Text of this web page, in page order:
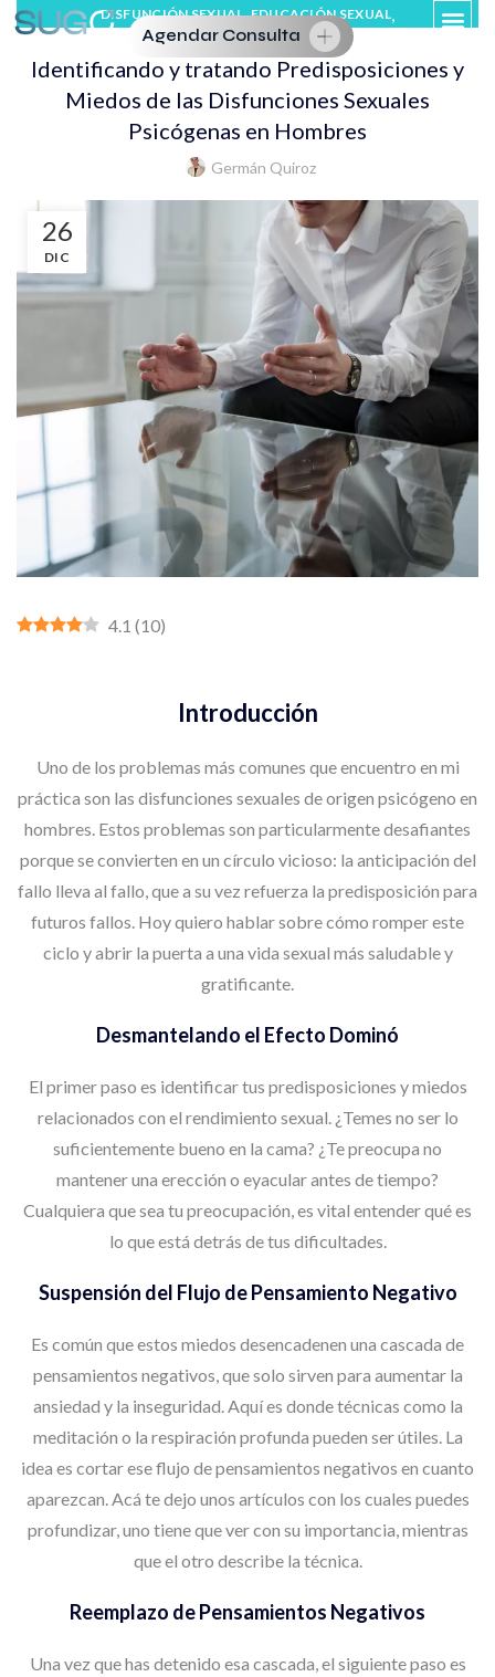
Agendar Consulta
DISFUNCIÓN SEXUAL,EDUCACIÓN SEXUAL,
EYACULACIÓN PRECOZ,EYACULACIÓN RETARDADA
TERAPIA SEXUAL
Identificando y tratando Predisposiciones y
Miedos de las Disfunciones Sexuales
Psicógenas en Hombres
Germán Quiroz
26
DIC
4.1 (10)
Introducción
Uno de los problemas más comunes que encuentro en mi
práctica son las disfunciones sexuales de origen psicógeno en
hombres. Estos problemas son particularmente desafiantes
porque se convierten en un círculo vicioso: la anticipación del
fallo lleva al fallo, que a su vez refuerza la predisposición para
futuros fallos. Hoy quiero hablar sobre cómo romper este
ciclo y abrir la puerta a una vida sexual más saludable y
gratificante.
Desmantelando el Efecto Dominó
El primer paso es identificar tus predisposiciones y miedos
relacionados con el rendimiento sexual. ¿Temes no ser lo
suficientemente bueno en la cama? ¿Te preocupa no
mantener una erección o eyacular antes de tiempo?
Cualquiera que sea tu preocupación, es vital entender qué es
lo que está detrás de tus dificultades.
Suspensión del Flujo de Pensamiento Negativo
Es común que estos miedos desencadenen una cascada de
pensamientos negativos, que solo sirven para aumentar la
ansiedad y la inseguridad. Aquí es donde técnicas como la
meditación o la respiración profunda pueden ser útiles. La
idea es cortar ese flujo de pensamientos negativos en cuanto
aparezcan. Acá te dejo unos artículos con los cuales puedes
profundizar, uno tiene que ver con su importancia, mientras
que el otro describe la técnica.
Reemplazo de Pensamientos Negativos
Una vez que has detenido esa cascada, el siguiente paso es